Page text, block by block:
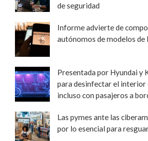
de seguridad
Informe advierte de
autónomos de modelos de
Presentada por Hyundai y
para desinfectar el interior
incluso con pasajeros a
Las pymes ante las
por lo esencial para